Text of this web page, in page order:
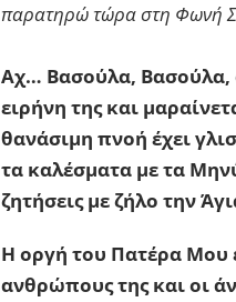
παρατηρώ τώρα στη Φωνή
Αχ… Βασούλα, Βασούλα,
ειρήνη της και
θανάσιμη πνοή έχει
τα καλέσματα με τα
ζητήσεις με ζήλο την
Η οργή του Πατέρα Μου
ανθρώπους της και οι